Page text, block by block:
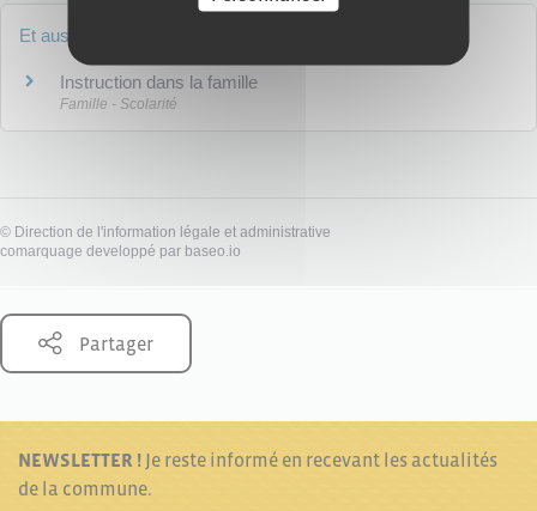
Et aussi
Instruction dans la famille
Famille - Scolarité
© Direction de l'information légale et administrative
comarquage developpé par baseo.io
Partager
NEWSLETTER ! Je reste informé en recevant les actualités
de la commune.